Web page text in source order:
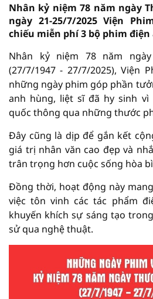
Nhân kỷ niệm 78 năm ngày
ngày 21-25/7/2025 Viện
chiếu miễn phí 3 bộ phim điện
Nhân kỷ niệm 78 năm
(27/7/1947 - 27/7/2025), Viện
những ngày phim góp phần
anh hùng, liệt sĩ đã hy sinh
quốc thông qua những thước
Đây cũng là dịp để gắn kết
giá trị nhân văn cao đẹp và
trân trọng hơn cuộc sống hòa
Đồng thời, hoạt động này
việc tôn vinh các tác phẩm
khuyến khích sự sáng tạo
sử qua nghệ thuật.